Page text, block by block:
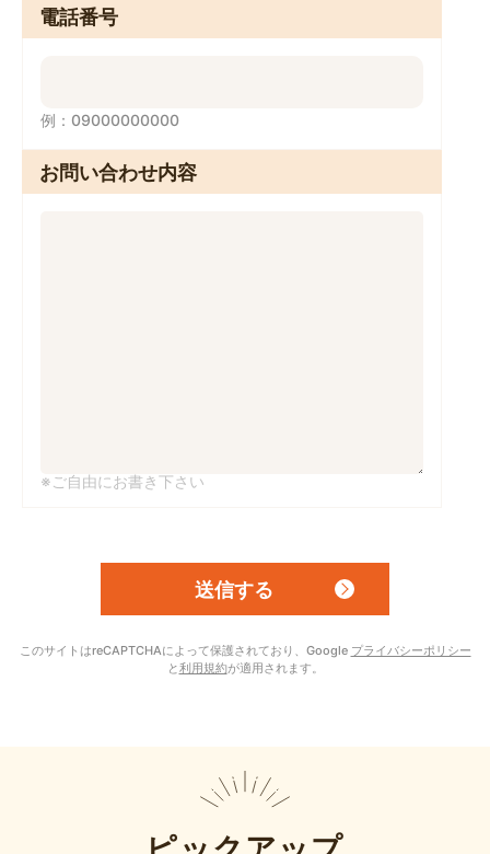
電話番号
例：09000000000
お問い合わせ内容
※ご自由にお書き下さい
このサイトはreCAPTCHAによって保護されており、Google プライバシーポリシー
と利用規約が適用されます。